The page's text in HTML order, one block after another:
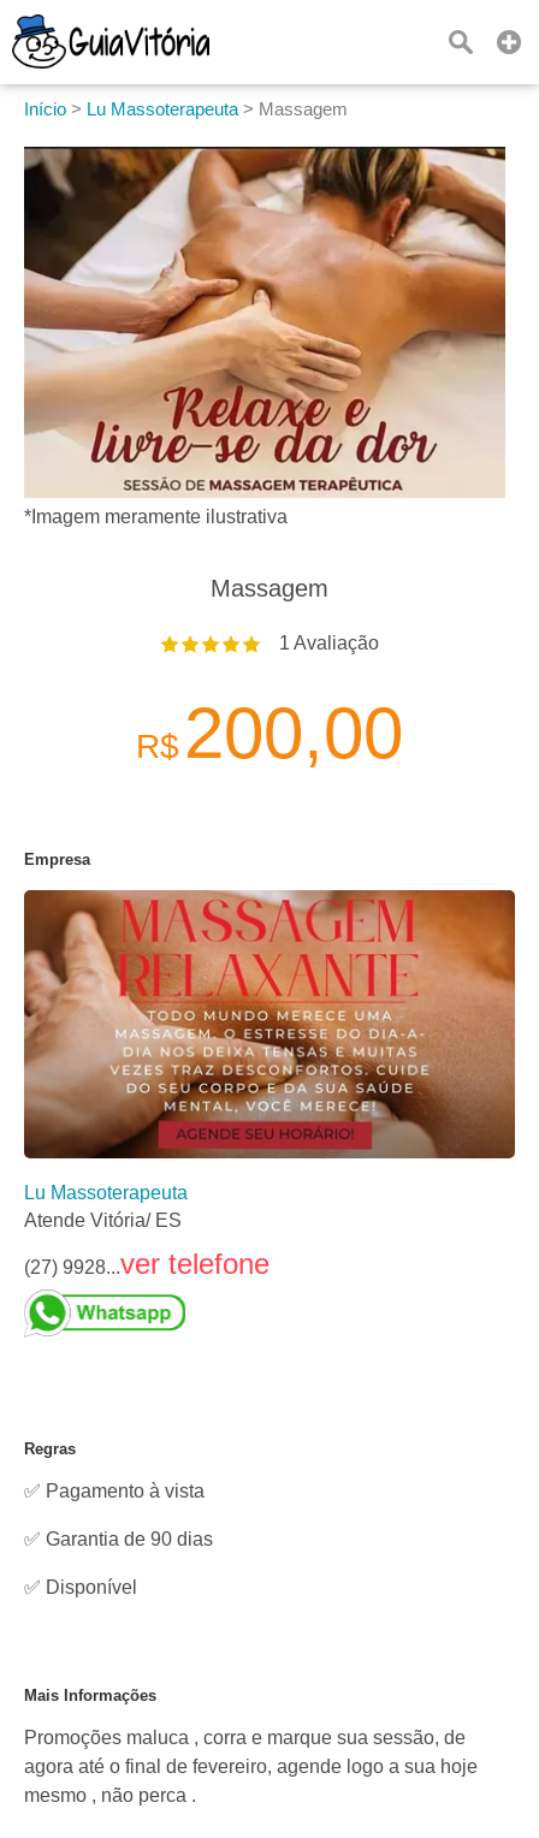
Início > Lu Massoterapeuta > Massagem
*Imagem meramente ilustrativa
Massagem
1 Avaliação
R$ 200,00
Empresa
Lu Massoterapeuta
Atende Vitória/ ES
(27) 9928...ver telefone
Regras
✅ Pagamento à vista
✅ Garantia de 90 dias
✅ Disponível
Mais Informações
Promoções maluca , corra e marque sua sessão, de
agora até o final de fevereiro, agende logo a sua hoje
mesmo , não perca .